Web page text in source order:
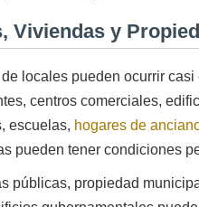
Viviendas y
locales pueden ocurrir casi
centros comerciales,
escuelas, hogares de
pueden tener condiciones
públicas, propiedad